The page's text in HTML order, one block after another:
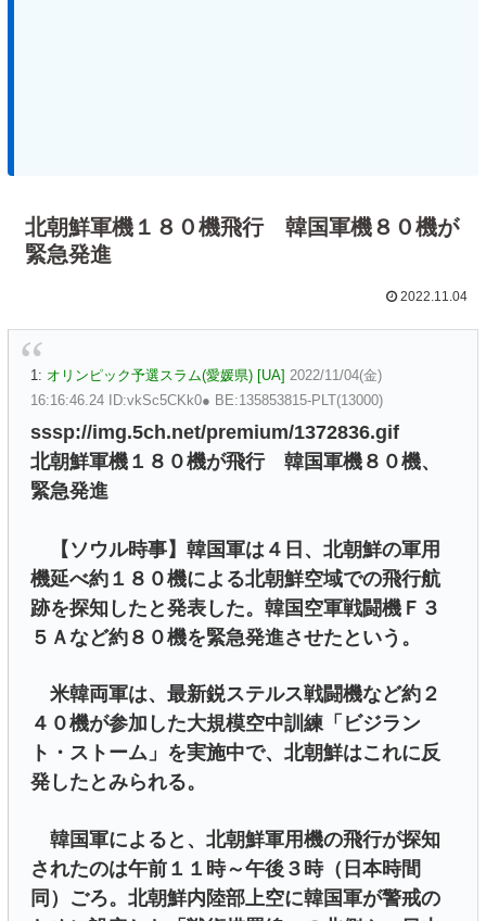
北朝鮮軍機１８０機飛行 韓国軍機８０機が
緊急発進
2022.11.04
1: オリンピック予選スラム(愛媛県) [UA] 2022/11/04(金)
16:16:46.24 ID:vkSc5CKk0● BE:135853815-PLT(13000)
sssp://img.5ch.net/premium/1372836.gif
北朝鮮軍機１８０機が飛行 韓国軍機８０機、
緊急発進
【ソウル時事】韓国軍は４日、北朝鮮の軍用
機延べ約１８０機による北朝鮮空域での飛行航
跡を探知したと発表した。韓国空軍戦闘機Ｆ３
５Ａなど約８０機を緊急発進させたという。
米韓両軍は、最新鋭ステルス戦闘機など約２
４０機が参加した大規模空中訓練「ビジラン
ト・ストーム」を実施中で、北朝鮮はこれに反
発したとみられる。
韓国軍によると、北朝鮮軍用機の飛行が探知
されたのは午前１１時～午後３時（日本時間
同）ごろ。北朝鮮内陸部上空に韓国軍が警戒の